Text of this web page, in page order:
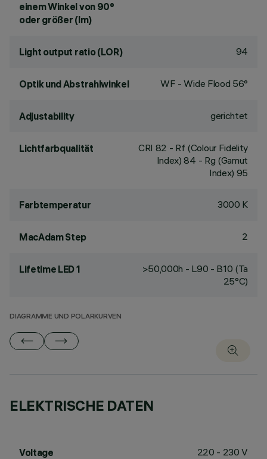
einem Winkel von 90°
oder größer (lm)
Light output ratio (LOR) 94
Optik und Abstrahlwinkel WF - Wide Flood 56°
Adjustability gerichtet
Lichtfarbqualität CRI 82 - Rf (Colour Fidelity
Index) 84 - Rg (Gamut
Index) 95
Farbtemperatur 3000 K
MacAdam Step 2
Lifetime LED 1
>50,000h - L90 - B10 (Ta
25°C)
DIAGRAMME UND POLARKURVEN
ELEKTRISCHE DATEN
Voltage 220 - 230 V